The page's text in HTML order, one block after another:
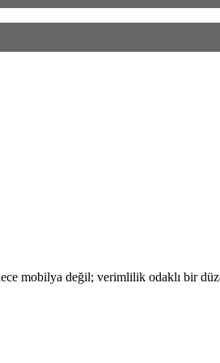
mobilya değil; verimlilik odaklı bir